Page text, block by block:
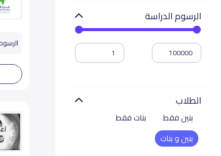
الرسوم الدراسة
الطلاب
بنين فقط
بنات فقط
بنين و بنات
الرسوم